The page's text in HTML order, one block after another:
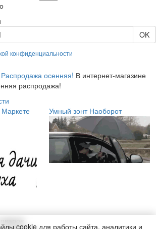
OK
конфиденциальности
Распродажа осенняя! В интернет-магазине
распродажа!
Умный зонт Наоборот
cookie для работы сайта, аналитики и